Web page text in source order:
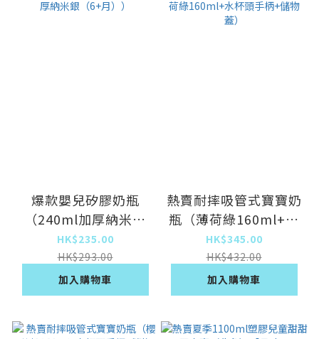
爆款嬰兒矽膠奶瓶
（240ml加厚納米銀
（6+月））
HK$235.00
HK$293.00
加入購物車
熱賣耐摔吸管式寶寶奶
瓶（薄荷綠160ml+水
杯頭手柄+儲物蓋）
HK$345.00
HK$432.00
加入購物車